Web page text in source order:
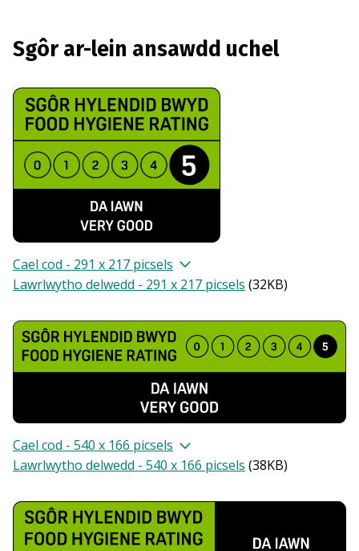
Sgôr ar-lein ansawdd uchel
Cael cod - 291 x 217 picsels
Lawrlwytho delwedd - 291 x 217 picsels (32KB)
Cael cod - 540 x 166 picsels
Lawrlwytho delwedd - 540 x 166 picsels (38KB)